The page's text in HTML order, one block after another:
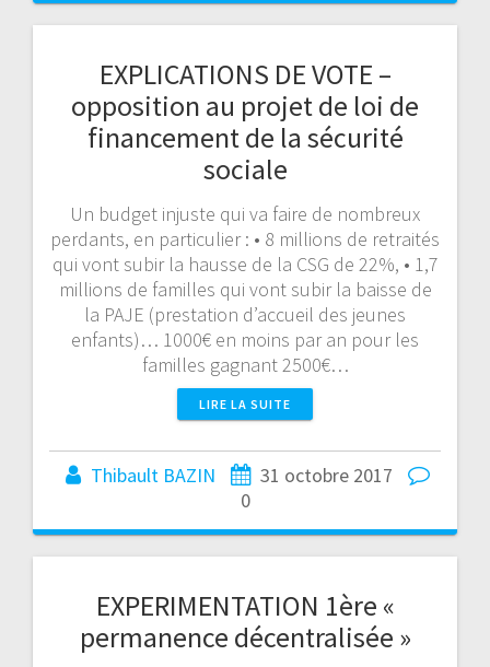
EXPLICATIONS DE VOTE –
opposition au projet de loi de
financement de la sécurité
sociale
Un budget injuste qui va faire de nombreux
perdants, en particulier : • 8 millions de retraités
qui vont subir la hausse de la CSG de 22%, • 1,7
millions de familles qui vont subir la baisse de
la PAJE (prestation d’accueil des jeunes
enfants)… 1000€ en moins par an pour les
familles gagnant 2500€…
LIRE LA SUITE
Thibault BAZIN
31 octobre 2017
0
EXPERIMENTATION 1ère «
permanence décentralisée »